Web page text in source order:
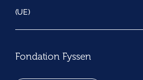
(UE)
Fondation Fyssen